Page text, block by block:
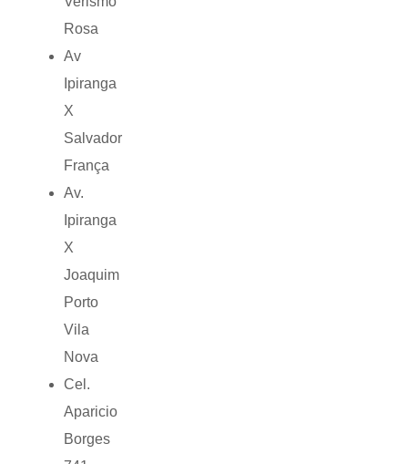
Rosa
Av
Ipiranga
X
Salvador
França
Av.
Ipiranga
X
Joaquim
Porto
Vila
Nova
Cel.
Aparicio
Borges